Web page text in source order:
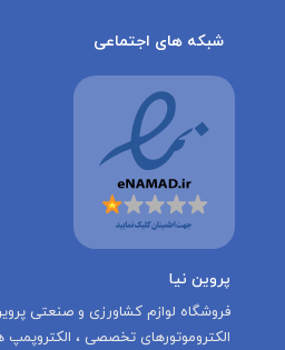
شبکه های اجتماعی
پروین نیا
‌فروشگاه لوازم کشاورزی و صنعتی
الكتروموتورهاى تخصصى ، الكتروپمپ